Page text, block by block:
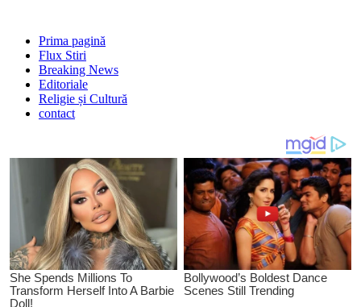
Prima pagină
Flux Stiri
Breaking News
Editoriale
Religie și Cultură
contact